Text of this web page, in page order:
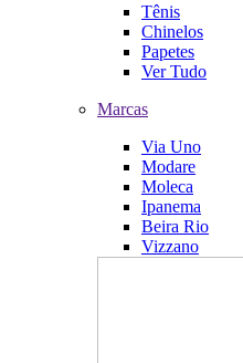
Tênis
Chinelos
Papetes
Ver Tudo
Marcas
Via Uno
Modare
Moleca
Ipanema
Beira Rio
Vizzano